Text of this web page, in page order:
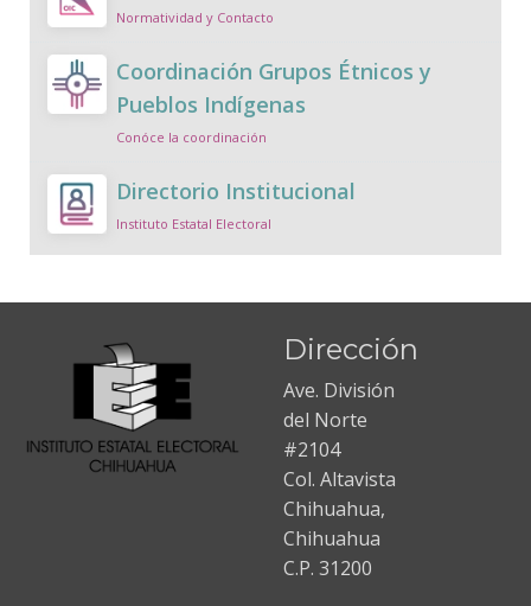
Normatividad y Contacto
Coordinación Grupos Étnicos y
Pueblos Indígenas
Conóce la coordinación
Directorio Institucional
Instituto Estatal Electoral
Dirección
Ave. División
del Norte
#2104
Col. Altavista
Chihuahua,
Chihuahua
C.P. 31200